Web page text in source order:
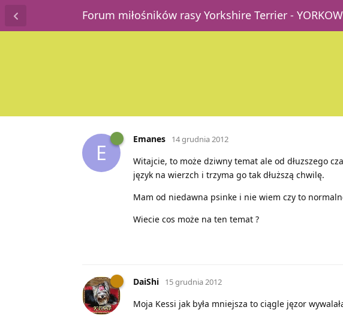
Forum miłośników rasy Yorkshire Terrier -
E
Emanes 14 grudnia 2012
Witajcie, to może dziwny temat ale od dłuzszego
język na wierzch i trzyma go tak dłuższą chwilę.
Mam od niedawna psinke i nie wiem czy to
Wiecie cos może na ten temat ?
DaiShi 15 grudnia 2012
Moja Kessi jak była mniejsza to ciągle jęzor